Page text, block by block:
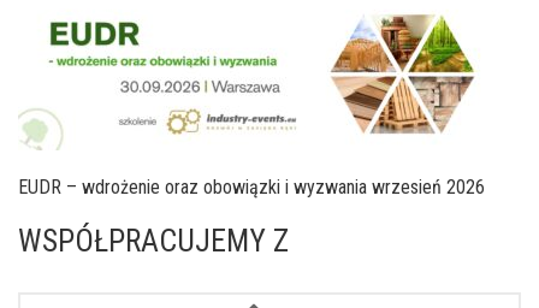
EUDR – wdrożenie oraz obowiązki i wyzwania wrzesień 2026
WSPÓŁPRACUJEMY Z